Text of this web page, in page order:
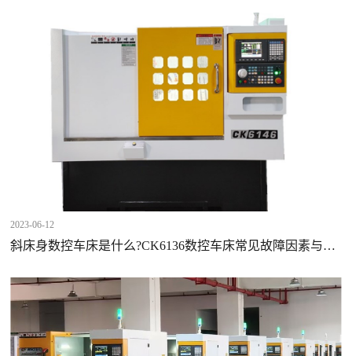
2023-06-12
斜床身数控车床是什么?CK6136数控车床常见故障因素与解